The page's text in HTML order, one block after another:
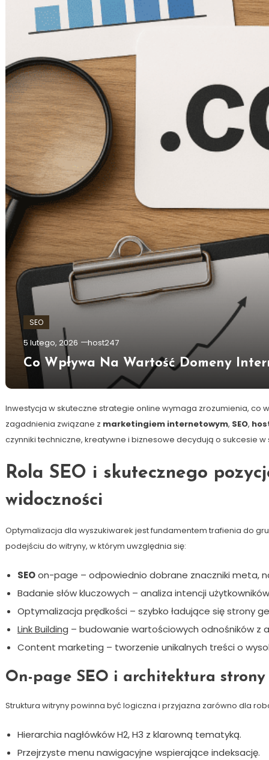
SEO
5 lutego, 2026 host247
Co Wpływa Na Wartość Domeny
Inwestycja w skuteczne strategie online wymaga zrozumienia, co
zagadnienia związane z marketingiem internetowym, SEO,
czynniki techniczne, kreatywne i biznesowe decydują o sukcesie w
Rola SEO i skutecznego
widoczności
Optymalizacja dla wyszukiwarek jest fundamentem trafienia do
podejściu do witryny, w którym uwzględnia się:
SEOon-page – odpowiednio dobrane znaczniki meta,
Badanie słów kluczowych – analiza intencji
Optymalizacja prędkości – szybko ładujące się strony
Link Building – budowanie wartościowych odnośników z
Content marketing – tworzenie unikalnych treści o
On-page SEO i architektura strony
Struktura witryny powinna być logiczna i przyjazna zarówno dla
Hierarchia nagłówków H2, H3 z klarowną tematyką.
Przejrzyste menu nawigacyjne wspierające indeksację.